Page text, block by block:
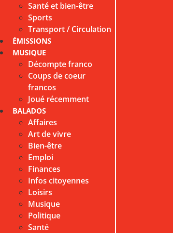
Santé et bien-être
Sports
Transport / Circulation
ÉMISSIONS
MUSIQUE
Décompte franco
Coups de coeur
francos
Joué récemment
BALADOS
Affaires
Art de vivre
Bien-être
Emploi
Finances
Infos citoyennes
Loisirs
Musique
Politique
Santé